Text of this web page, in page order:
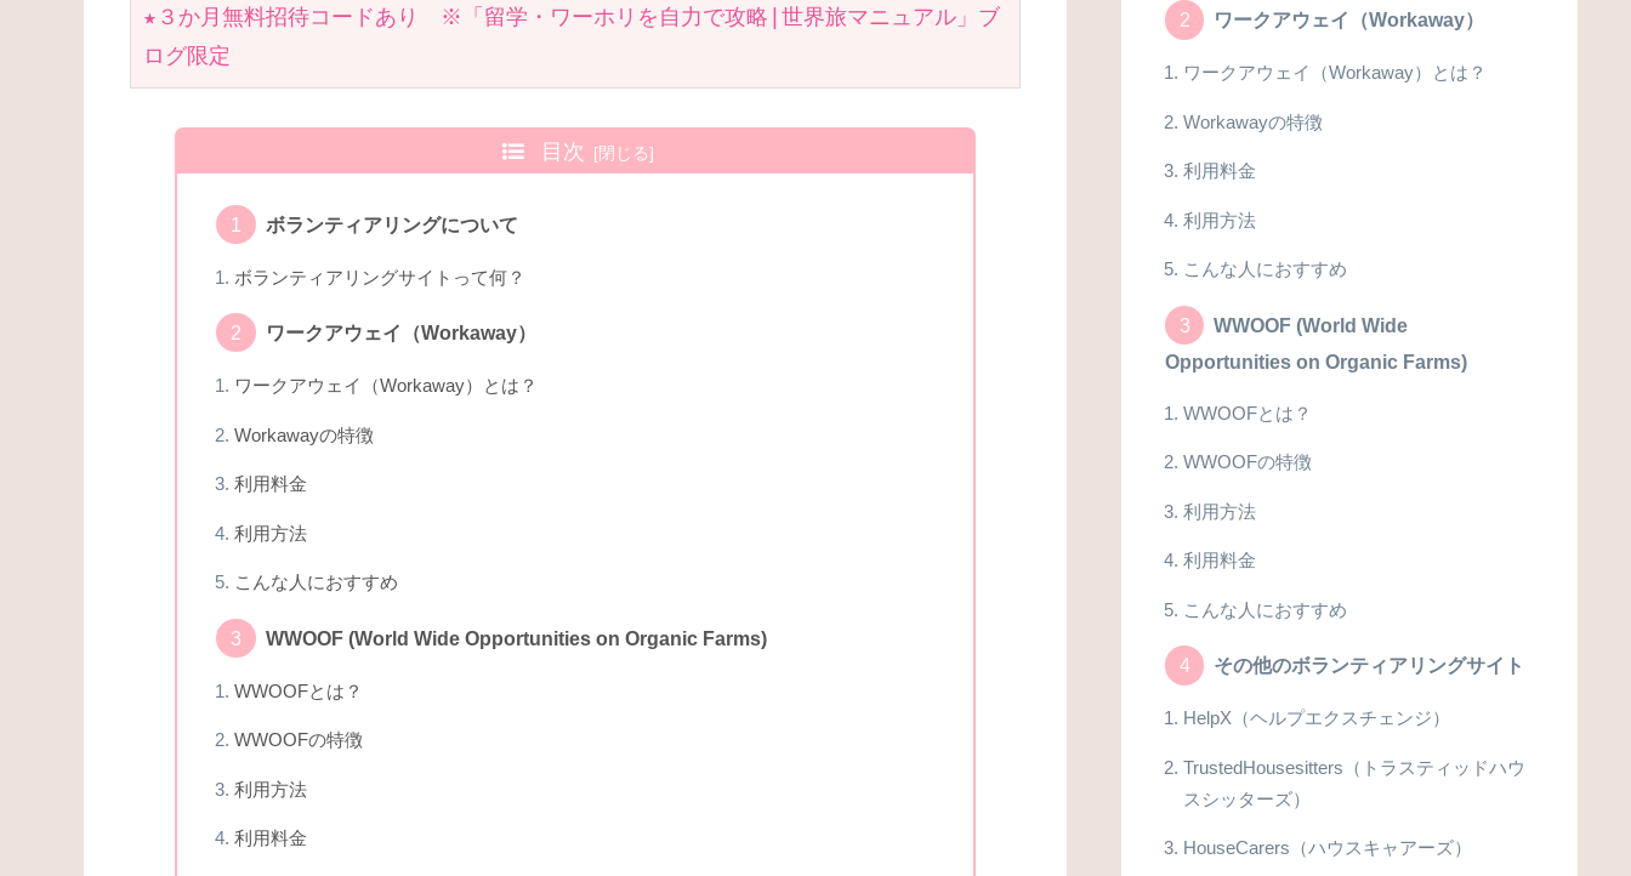
★３か月無料招待コードあり　※「留学・ワーホリを自力で攻略|世界旅マニュアル」ブ
ログ限定
目次
ボランティアリングについて
ボランティアリングサイトって何？
ワークアウェイ（Workaway）
ワークアウェイ（Workaway）とは？
Workawayの特徴
利用料金
利用方法
こんな人におすすめ
WWOOF (World Wide Opportunities on Organic Farms)
WWOOFとは？
WWOOFの特徴
利用方法
利用料金
ワークアウェイ（Workaway）
ワークアウェイ（Workaway）とは？
Workawayの特徴
利用料金
利用方法
こんな人におすすめ
WWOOF (World Wide
Opportunities on Organic Farms)
WWOOFとは？
WWOOFの特徴
利用方法
利用料金
こんな人におすすめ
その他のボランティアリングサイト
HelpX（ヘルプエクスチェンジ）
TrustedHousesitters（トラスティッドハウ
スシッターズ）
HouseCarers（ハウスキャアーズ）